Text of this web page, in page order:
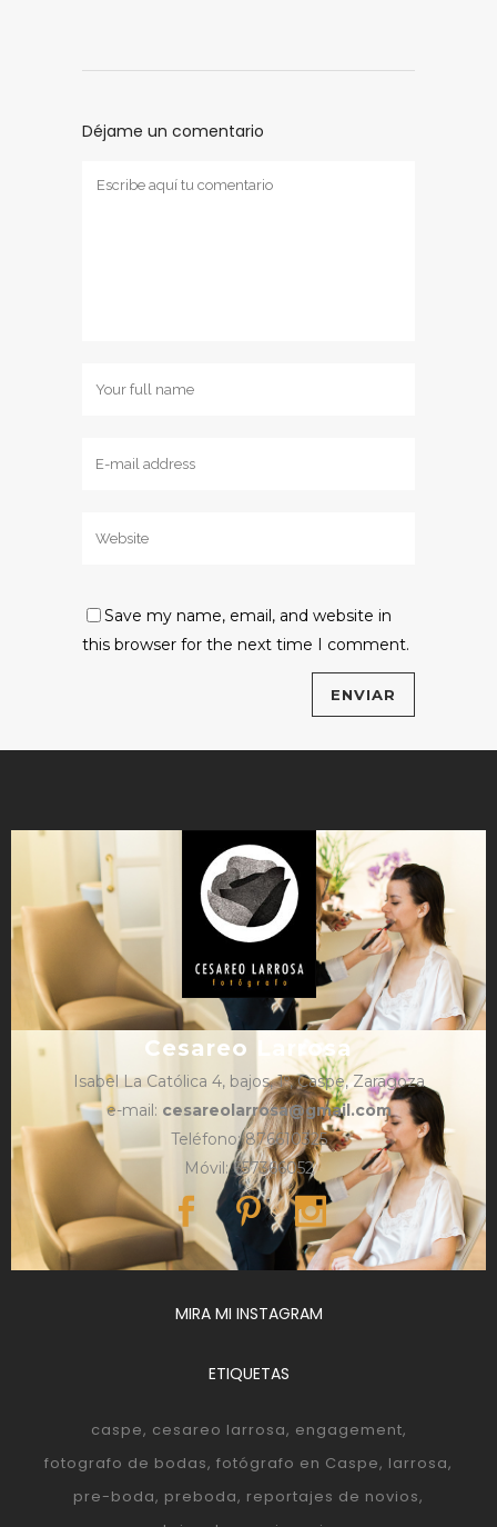
Déjame un comentario
Save my name, email, and website in
this browser for the next time I comment.
Cesareo Larrosa
Isabel La Católica 4, bajos, 1º, Caspe, Zaragoza
e-mail: cesareolarrosa@gmail.com
Teléfono: 876610325
Móvil: 657366052
MIRA MI INSTAGRAM
ETIQUETAS
caspe cesareo larrosa engagement
fotografo de bodas fotógrafo en Caspe larrosa
pre-boda preboda reportajes de novios